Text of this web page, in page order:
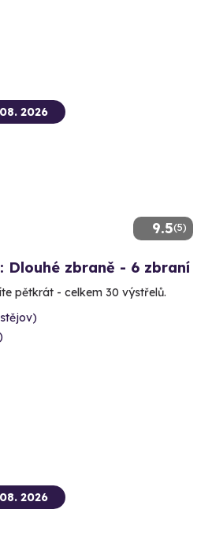
9.5(5)
2026
Dlouhé zbraně - 6 zbraní
pětkrát - celkem 30 výstřelů.
2026